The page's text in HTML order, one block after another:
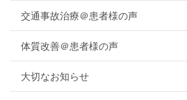
交通事故治療＠患者様の声
体質改善＠患者様の声
大切なお知らせ